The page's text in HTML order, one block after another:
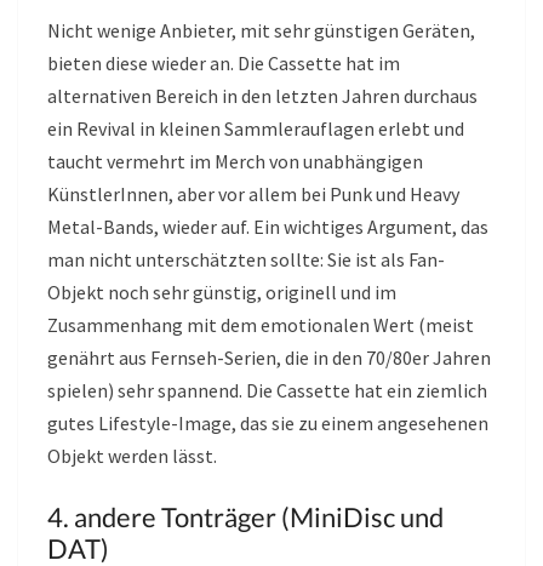
Nicht wenige Anbieter, mit sehr günstigen Geräten,
bieten diese wieder an. Die Cassette hat im
alternativen Bereich in den letzten Jahren durchaus
ein Revival in kleinen Sammlerauflagen erlebt und
taucht vermehrt im Merch von unabhängigen
KünstlerInnen, aber vor allem bei Punk und Heavy
Metal-Bands, wieder auf. Ein wichtiges Argument, das
man nicht unterschätzten sollte: Sie ist als Fan-
Objekt noch sehr günstig, originell und im
Zusammenhang mit dem emotionalen Wert (meist
genährt aus Fernseh-Serien, die in den 70/80er Jahren
spielen) sehr spannend. Die Cassette hat ein ziemlich
gutes Lifestyle-Image, das sie zu einem angesehenen
Objekt werden lässt.
4. andere Tonträger (MiniDisc und
DAT)